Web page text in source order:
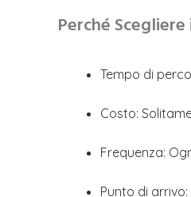
Perché
Tempo di
Costo:
Frequenza:
Punto di